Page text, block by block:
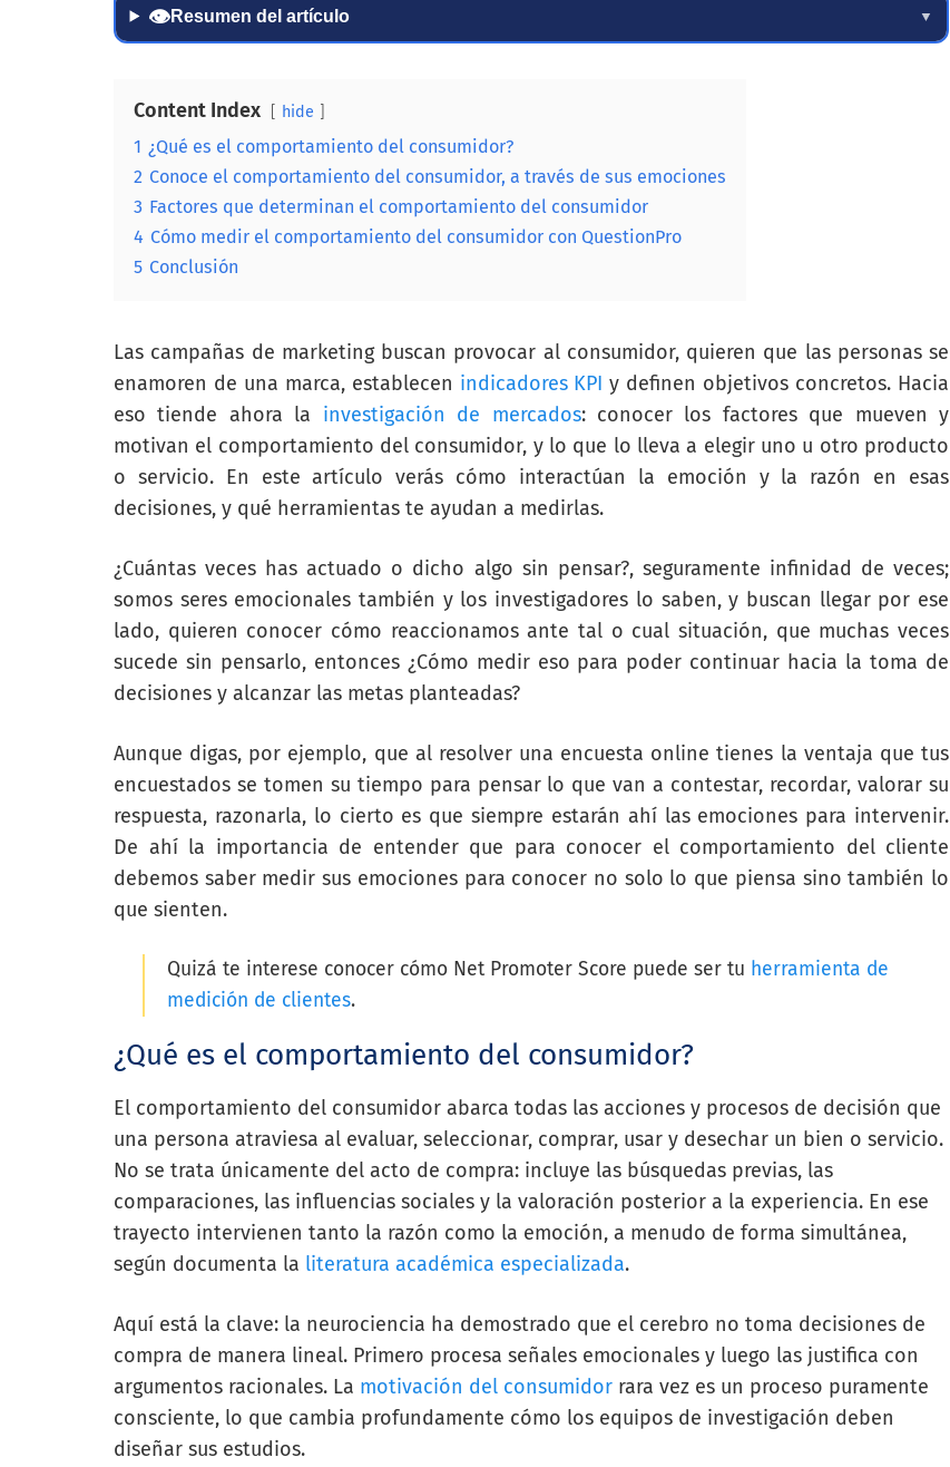
👁Resumen del artículo ▼
Content Index hide
1 ¿Qué es el comportamiento del consumidor?
2 Conoce el comportamiento del consumidor, a través de sus emociones
3 Factores que determinan el comportamiento del consumidor
4 Cómo medir el comportamiento del consumidor con QuestionPro
5 Conclusión
Las campañas de marketing buscan provocar al consumidor, quieren que las personas se
enamoren de una marca, establecen indicadores KPI y definen objetivos concretos. Hacia
eso tiende ahora la investigación de mercados: conocer los factores que mueven y
motivan el comportamiento del consumidor, y lo que lo lleva a elegir uno u otro producto
o servicio. En este artículo verás cómo interactúan la emoción y la razón en esas
decisiones, y qué herramientas te ayudan a medirlas.
¿Cuántas veces has actuado o dicho algo sin pensar?, seguramente infinidad de veces;
somos seres emocionales también y los investigadores lo saben, y buscan llegar por ese
lado, quieren conocer cómo reaccionamos ante tal o cual situación, que muchas veces
sucede sin pensarlo, entonces ¿Cómo medir eso para poder continuar hacia la toma de
decisiones y alcanzar las metas planteadas?
Aunque digas, por ejemplo, que al resolver una encuesta online tienes la ventaja que tus
encuestados se tomen su tiempo para pensar lo que van a contestar, recordar, valorar su
respuesta, razonarla, lo cierto es que siempre estarán ahí las emociones para intervenir.
De ahí la importancia de entender que para conocer el comportamiento del cliente
debemos saber medir sus emociones para conocer no solo lo que piensa sino también lo
que sienten.
Quizá te interese conocer cómo Net Promoter Score puede ser tu herramienta de
medición de clientes.
¿Qué es el comportamiento del consumidor?
El comportamiento del consumidor abarca todas las acciones y procesos de decisión que
una persona atraviesa al evaluar, seleccionar, comprar, usar y desechar un bien o servicio.
No se trata únicamente del acto de compra: incluye las búsquedas previas, las
comparaciones, las influencias sociales y la valoración posterior a la experiencia. En ese
trayecto intervienen tanto la razón como la emoción, a menudo de forma simultánea,
según documenta la literatura académica especializada.
Aquí está la clave: la neurociencia ha demostrado que el cerebro no toma decisiones de
compra de manera lineal. Primero procesa señales emocionales y luego las justifica con
argumentos racionales. La motivación del consumidor rara vez es un proceso puramente
consciente, lo que cambia profundamente cómo los equipos de investigación deben
diseñar sus estudios.